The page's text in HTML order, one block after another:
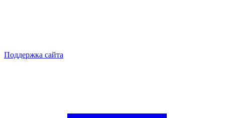
Поддержка сайта